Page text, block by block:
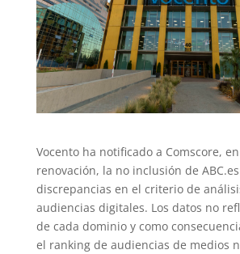
Vocento ha notificado a Comscore,
renovación, la no inclusión de
discrepancias en el criterio de
audiencias digitales. Los datos no
de cada dominio y como
el ranking de audiencias de medios